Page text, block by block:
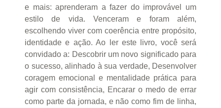
e mais: aprenderam a fazer do improvável um
estilo de vida. Venceram e foram além,
escolhendo viver com coerência entre propósito,
identidade e ação. Ao ler este livro, você será
convidado a: Descobrir um novo significado para
o sucesso, alinhado à sua verdade, Desenvolver
coragem emocional e mentalidade prática para
agir com consistência, Encarar o medo de errar
como parte da jornada, e não como fim de linha,